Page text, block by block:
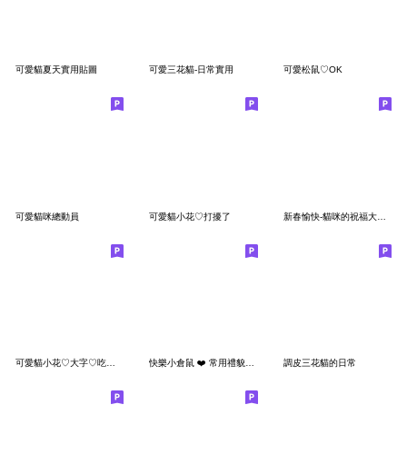
可愛貓夏天實用貼圖 可愛三花貓-日常實用 可愛松鼠♡OK
可愛貓咪總動員 可愛貓小花♡打擾了 新春愉快-貓咪的祝福大貼圖
調皮三花貓的日常